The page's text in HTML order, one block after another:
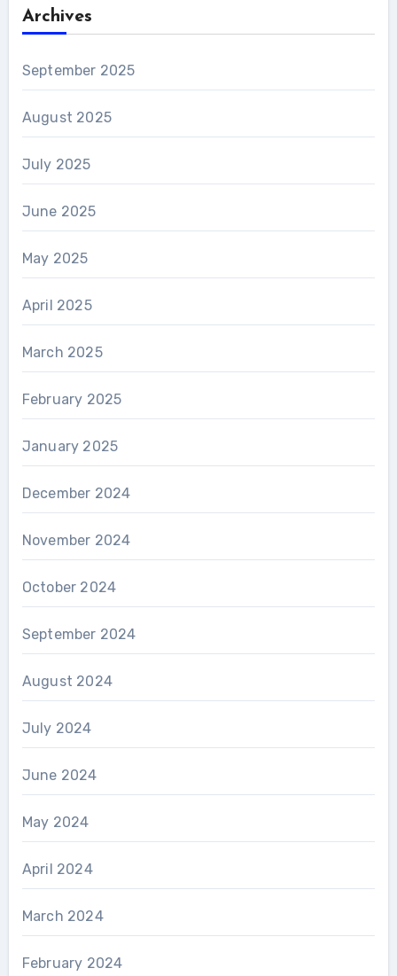
Archives
September 2025
August 2025
July 2025
June 2025
May 2025
April 2025
March 2025
February 2025
January 2025
December 2024
November 2024
October 2024
September 2024
August 2024
July 2024
June 2024
May 2024
April 2024
March 2024
February 2024